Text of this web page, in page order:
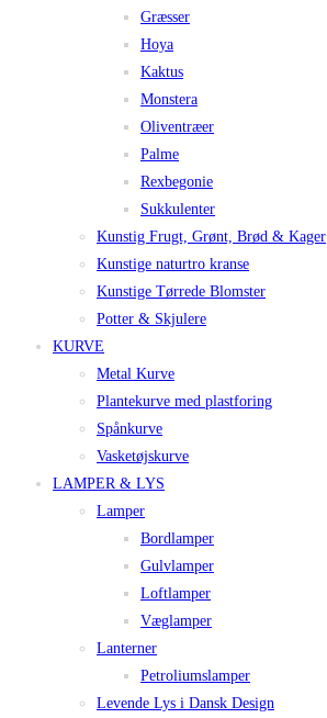
Græsser
Hoya
Kaktus
Monstera
Oliventræer
Palme
Rexbegonie
Sukkulenter
Kunstig Frugt, Grønt, Brød & Kager
Kunstige naturtro kranse
Kunstige Tørrede Blomster
Potter & Skjulere
KURVE
Metal Kurve
Plantekurve med plastforing
Spånkurve
Vasketøjskurve
LAMPER & LYS
Lamper
Bordlamper
Gulvlamper
Loftlamper
Væglamper
Lanterner
Petroliumslamper
Levende Lys i Dansk Design